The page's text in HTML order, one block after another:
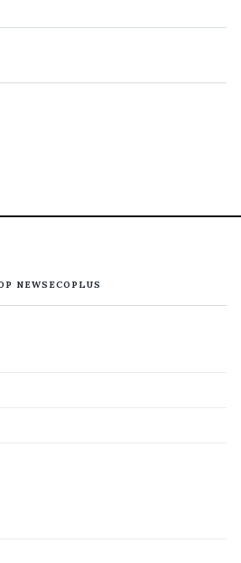
NEWS ECOPLUS